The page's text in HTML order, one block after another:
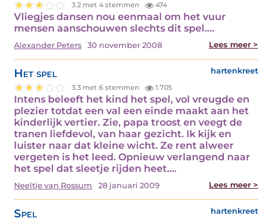
3.2 met 4 stemmen 474
Vliegjes dansen nou eenmaal om het vuur
mensen aanschouwen slechts dit spel.…
Alexander Peters 30 november 2008 Lees meer >
Het spel hartenkreet
3.3 met 6 stemmen 1.705
Intens beleeft het kind het spel, vol vreugde en
plezier totdat een val een einde maakt aan het
kinderlijk vertier. Zie, papa troost en veegt de
tranen liefdevol, van haar gezicht. Ik kijk en
luister naar dat kleine wicht. Ze rent alweer
vergeten is het leed. Opnieuw verlangend naar
het spel dat sleetje rijden heet.…
Neeltje van Rossum 28 januari 2009 Lees meer >
Spel hartenkreet